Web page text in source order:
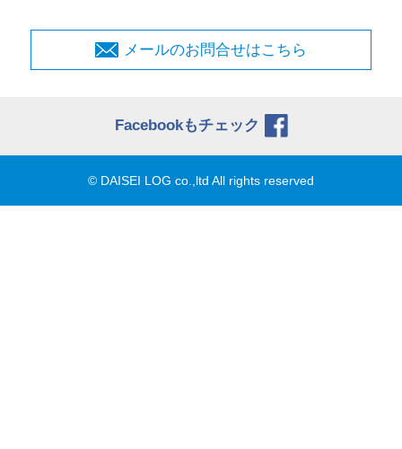
メールのお問合せはこちら
Facebookもチェック
© DAISEI LOG co.,ltd All rights reserved